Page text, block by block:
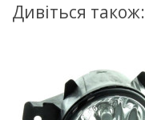
Дивіться також: